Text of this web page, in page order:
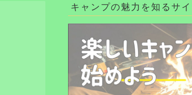
キャンプの魅力を知るサイ